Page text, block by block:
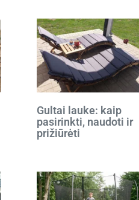
Gultai lauke: kaip
pasirinkti, naudoti ir
prižiūrėti